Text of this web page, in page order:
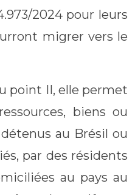
2024 pour leurs
migrer vers le
point II, elle permet
biens ou
au Brésil ou
par des résidents
au pays au